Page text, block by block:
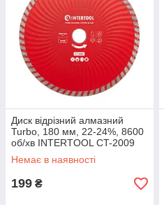
Диск відрізний алмазний
Turbo, 180 мм, 22-24%, 8600
об/хв INTERTOOL CT-2009
Немає в наявності
199 ₴